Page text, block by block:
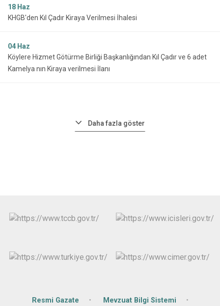
18 Haz
KHGB'den Kıl Çadır Kiraya Verilmesi İhalesi
04 Haz
Köylere Hizmet Götürme Birliği Başkanlığından Kıl Çadır ve 6 adet
Kamelya nın Kiraya verilmesi İlanı
Daha fazla göster
Resmi Gazate Mevzuat Bilgi Sistemi